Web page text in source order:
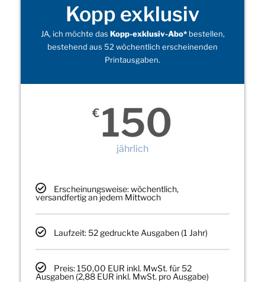
Kopp exklusiv
JA, ich möchte das Kopp-exklusiv-Abo*bestellen,
bestehend aus 52 wöchentlich erscheinenden
Printausgaben.
€ 150
jährlich
Erscheinungsweise: wöchentlich,
versandfertig an jedem Mittwoch
Laufzeit: 52 gedruckte Ausgaben (1 Jahr)
Preis: 150,00 EUR inkl. MwSt. für 52
Ausgaben (2,88 EUR inkl. MwSt. pro Ausgabe)